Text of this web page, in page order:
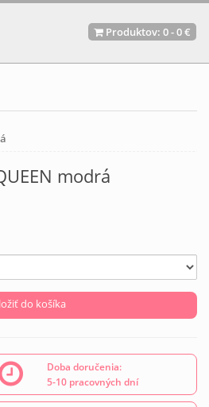
Produktov: 0-0 €
modrá
do košíka
Doba doručenia:
5-10 pracovných dní